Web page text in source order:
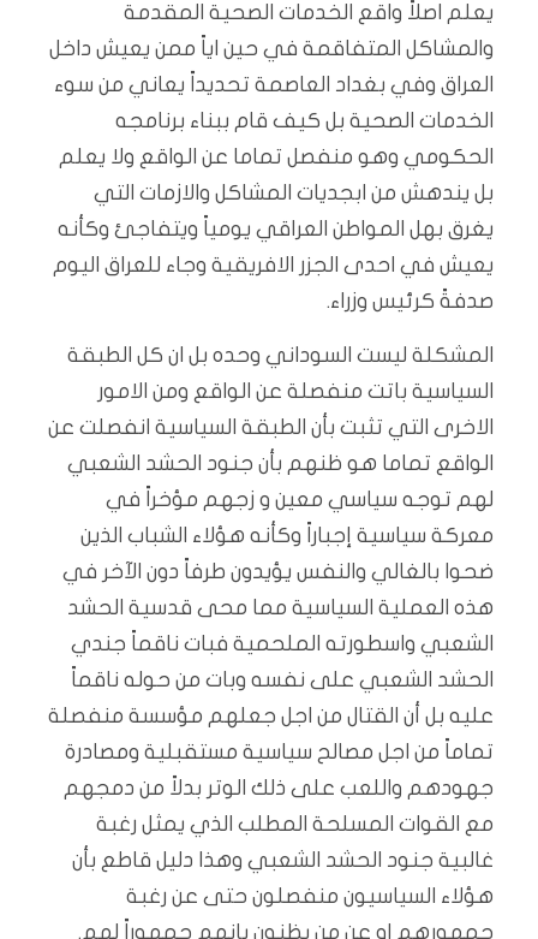
يعلم اصلاً واقع الخدمات الصحية المقدمة
والمشاكل المتفاقمة في حين اياً ممن يعيش داخل
العراق وفي بغداد العاصمة تحديداً يعاني من سوء
الخدمات الصحية بل كيف قام ببناء برنامجه
الحكومي وهو منفصل تماما عن الواقع ولا يعلم
بل يندهش من ابجديات المشاكل والازمات التي
يغرق بهل المواطن العراقي يومياً ويتفاجئ وكأنه
يعيش في احدى الجزر الافريقية وجاء للعراق اليوم
صدفةً كرئيس وزراء.
المشكلة ليست السوداني وحده بل ان كل الطبقة
السياسية باتت منفصلة عن الواقع ومن الامور
الاخرى التي تثبت بأن الطبقة السياسية انفصلت عن
الواقع تماما هو ظنهم بأن جنود الحشد الشعبي
لهم توجه سياسي معين و زجهم مؤخراً في
معركة سياسية إجباراً وكأنه هؤلاء الشباب الذين
ضحوا بالغالي والنفس يؤيدون طرفاً دون الآخر في
هذه العملية السياسية مما محى قدسية الحشد
الشعبي واسطورته الملحمية فبات ناقماً جندي
الحشد الشعبي على نفسه وبات من حوله ناقماً
عليه بل أن القتال من اجل جعلهم مؤسسة منفصلة
تماماً من اجل مصالح سياسية مستقبلية ومصادرة
جهودهم واللعب على ذلك الوتر بدلاً من دمجهم
مع القوات المسلحة المطلب الذي يمثل رغبة
غالبية جنود الحشد الشعبي وهذا دليل قاطع بأن
هؤلاء السياسيون منفصلون حتى عن رغبة
جمهورهم او عن من يظنون بإنهم جمهوراً لهم.